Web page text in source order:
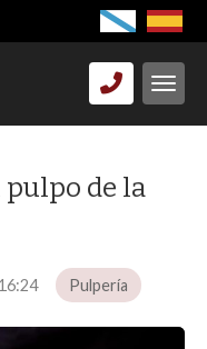
pulpo de la
Pulpería